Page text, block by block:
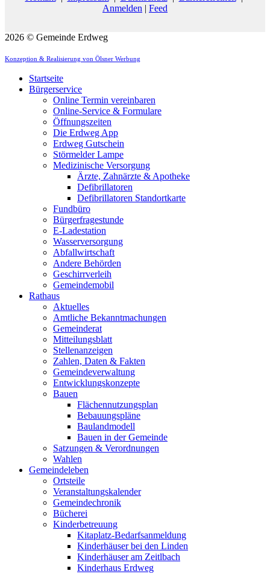
Anmelden | Feed
2026 © Gemeinde Erdweg
Konzeption & Realisierung von Ölsner Werbung
Startseite
Bürgerservice
Online Termin vereinbaren
Online-Service & Formulare
Öffnungszeiten
Die Erdweg App
Erdweg Gutschein
Störmelder Lampe
Medizinische Versorgung
Ärzte, Zahnärzte & Apotheke
Defibrillatoren
Defibrillatoren Standortkarte
Fundbüro
Bürgerfragestunde
E-Ladestation
Wasserversorgung
Abfallwirtschaft
Andere Behörden
Geschirrverleih
Gemeindemobil
Rathaus
Aktuelles
Amtliche Bekanntmachungen
Gemeinderat
Mitteilungsblatt
Stellenanzeigen
Zahlen, Daten & Fakten
Gemeindeverwaltung
Entwicklungskonzepte
Bauen
Flächennutzungsplan
Bebauungspläne
Baulandmodell
Bauen in der Gemeinde
Satzungen & Verordnungen
Wahlen
Gemeindeleben
Ortsteile
Veranstaltungskalender
Gemeindechronik
Bücherei
Kinderbetreuung
Kitaplatz-Bedarfsanmeldung
Kinderhäuser bei den Linden
Kinderhäuser am Zeitlbach
Kinderhaus Erdweg